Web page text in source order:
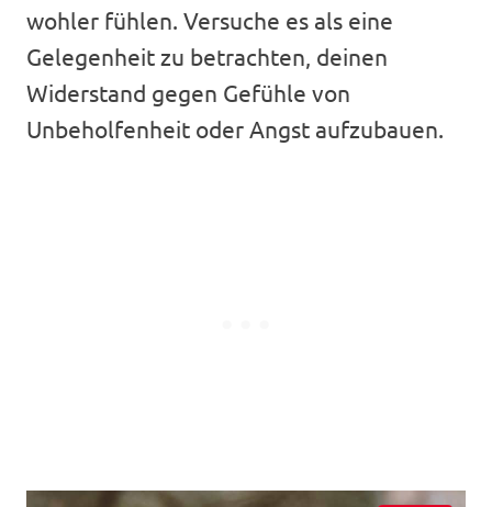
wohler fühlen. Versuche es als eine
Gelegenheit zu betrachten, deinen
Widerstand gegen Gefühle von
Unbeholfenheit oder Angst aufzubauen.